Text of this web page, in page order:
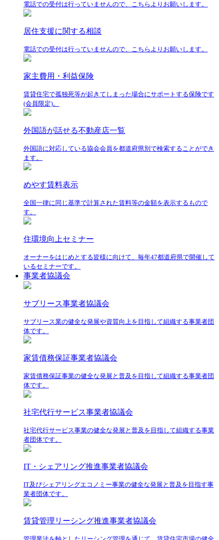
電話での受付は行っていませんので、こちらよりお願いします。
居住支援に関する相談
電話での受付は行っていませんので、こちらよりお願いします。
家主費用・利益保険
賃貸住宅で孤独死等が起きてしまった場合にサポートする保険です
(会員限定)。
外国語が話せる不動産店一覧
外国語に対応している協会会員を都道府県別で検索することができ
ます。
めやす賃料表示
全国一律に同じ基準で計算された賃料等の金額を表示するもので
す。
住環境向上セミナー
オーナーをはじめとする皆様に向けて、毎年47都道府県で開催して
いるセミナーです。
事業者協議会
サブリース事業者協議会
サブリース業の健全な発展や資質向上を目指して組織する事業者団
体です。
家賃債務保証事業者協議会
家賃債務保証事業の健全な発展と普及を目指して組織する事業者団
体です。
社宅代行サービス事業者協議会
社宅代行サービス事業の健全な発展と普及を目指して組織する事業
者団体です。
IT・シェアリング推進事業者協議会
IT及びシェアリングエコノミー事業の健全な発展と普及を目指す事
業者団体です。
賃貸管理リーシング推進事業者協議会